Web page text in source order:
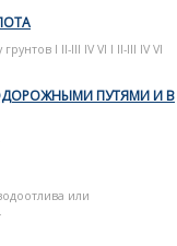
l II-III IV VI I II-III IV VI
ПУТЯМИ И В
или